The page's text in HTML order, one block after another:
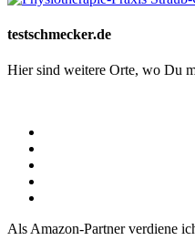
testschmecker.de
Hier sind weitere Orte, wo Du
Als Amazon-Partner verdiene